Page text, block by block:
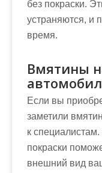
без покраски.
устраняются, и
время.
Вмятины
Если вы
заметили
к
покраски
внешний вид